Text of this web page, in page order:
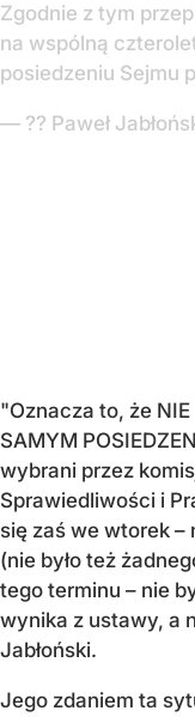
Zgodnie z tym
na wspólną
posiedzeniu Sejmu
— ?? Paweł
"Oznacza to, że NIE
SAMYM
wybrani przez
Sprawiedliwości i
się zaś we wtorek –
(nie było też
tego terminu – nie
wynika z ustawy, a
Jabłoński.
Jego zdaniem ta